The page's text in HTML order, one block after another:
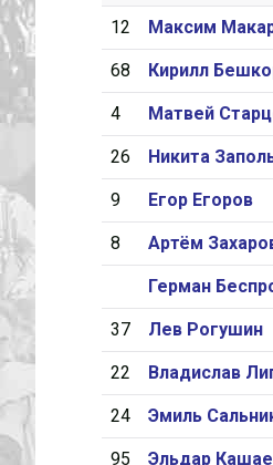
12 Максим
68 Кирилл
4 Матвей
26 Никита
9 Егор Егоров
8 Артём
Герман
37 Лев Рогушин
22 Владислав
24 Эмиль
95 Эльдар